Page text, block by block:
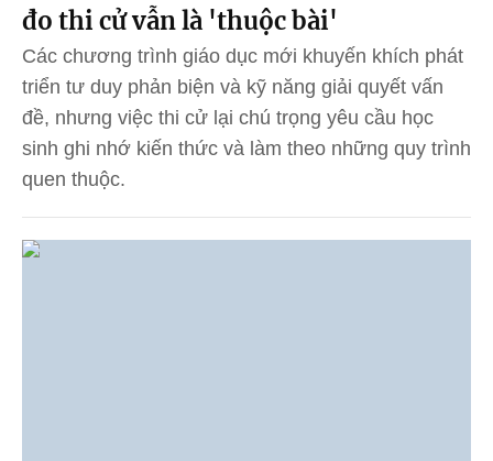
đo thi cử vẫn là 'thuộc bài'
Các chương trình giáo dục mới khuyến khích phát
triển tư duy phản biện và kỹ năng giải quyết vấn
đề, nhưng việc thi cử lại chú trọng yêu cầu học
sinh ghi nhớ kiến thức và làm theo những quy trình
quen thuộc.